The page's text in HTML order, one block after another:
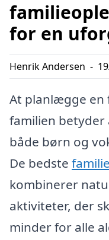
for en
Henrik Andersen -
At planlægge en
familien betyder
både børn og
De bedste
kombinerer
aktiviteter, der
minder for alle